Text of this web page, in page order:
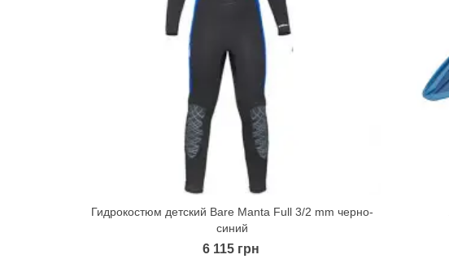
Quick view
Гидрокостюм детский Bare Manta Full 3/2 mm черно-
синий
6 115 грн